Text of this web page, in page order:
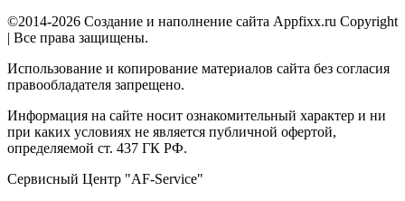
©2014-2026 Создание и наполнение сайта Appfixx.ru Copyright
| Все права защищены.
Использование и копирование материалов сайта без согласия
правообладателя запрещено.
Информация на сайте носит ознакомительный характер и ни
при каких условиях не является публичной офертой,
определяемой ст. 437 ГК РФ.
Сервисный Центр "AF-Service"